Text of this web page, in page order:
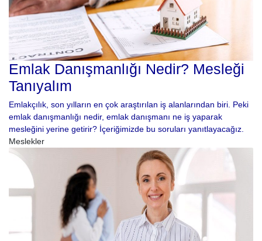
Emlak Danışmanlığı Nedir? Mesleği
Tanıyalım
Emlakçılık, son yılların en çok araştırılan iş alanlarından biri. Peki
emlak danışmanlığı nedir, emlak danışmanı ne iş yaparak
mesleğini yerine getirir? İçeriğimizde bu soruları yanıtlayacağız.
Meslekler